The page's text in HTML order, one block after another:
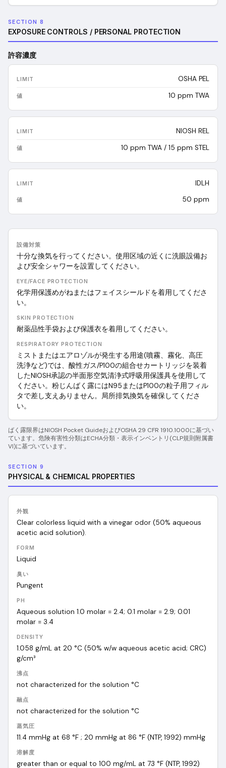
SECTION 8
EXPOSURE CONTROLS / PERSONAL PROTECTION
許容濃度
OSHA PEL
10 ppm TWA
NIOSH REL
10 ppm TWA / 15 ppm STEL
IDLH
50 ppm
設備対策
十分な換気を行ってください。使用区域の近くに洗眼設備お
よび安全シャワーを設置してください。
EYE/FACE PROTECTION
化学用保護めがねまたはフェイスシールドを着用してくださ
い。
SKIN PROTECTION
耐薬品性手袋および保護衣を着用してください。
RESPIRATORY PROTECTION
ミストまたはエアロゾルが発生する用途(噴霧、霧化、高圧
洗浄など)では、酸性ガス/P100の組合せカートリッジを装着
したNIOSH承認の半面形空気清浄式呼吸用保護具を使用して
ください。粉じんばく露にはN95またはP100の粒子用フィル
タで差し支えありません。局所排気換気を確保してくださ
い。
ばく露限界はNIOSH Pocket GuideおよびOSHA 29 CFR 1910.1000に基づい
ています。危険有害性分類はECHA分類・表示インベントリ(CLP規則附属書
VI)に基づいています。
SECTION 9
PHYSICAL & CHEMICAL PROPERTIES
外観
Clear colorless liquid with a vinegar odor (50% aqueous
acetic acid solution).
FORM
Liquid
臭い
Pungent
PH
Aqueous solution 1.0 molar = 2.4; 0.1 molar = 2.9; 0.01
molar = 3.4
DENSITY
1.058 g/mL at 20 °C (50% w/w aqueous acetic acid; CRC)
g/cm³
沸点
not characterized for the solution °C
融点
not characterized for the solution °C
蒸気圧
11.4 mmHg at 68 °F ; 20 mmHg at 86 °F (NTP, 1992) mmHg
溶解度
greater than or equal to 100 mg/mL at 73 °F (NTP, 1992)